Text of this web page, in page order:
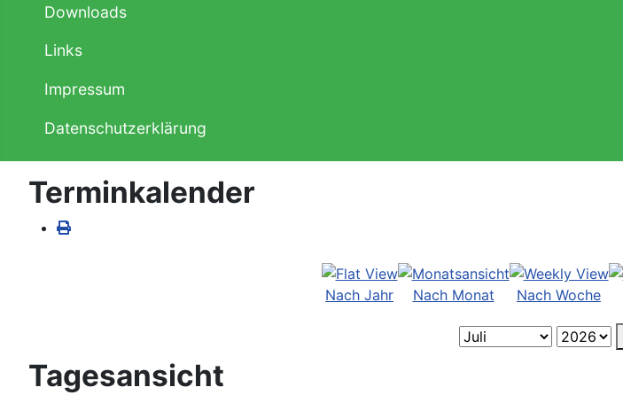
Downloads
Links
Impressum
Datenschutzerklärung
Terminkalender
Nach Jahr Nach Monat Nach Woche
Tagesansicht